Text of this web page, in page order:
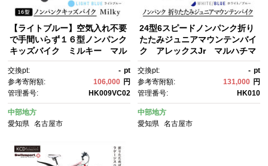
【ライトブルー】空気入れ不要
で手間いらず１６型ノンパンク
キッズバイク ミルキー マル
交換pt: - pt
参考寄附額:
106,000 円
管理番号:
HK009VC02
中部地方
愛知県
名古屋市
24型6スピードノンパンク折り
たたみジュニアマウンテンバイ
ク アレックスJr マルハチマ
交換pt: - pt
参考寄附額:
131,000 円
管理番号:
HK010
中部地方
愛知県 名古屋市